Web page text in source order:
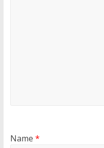
Name *